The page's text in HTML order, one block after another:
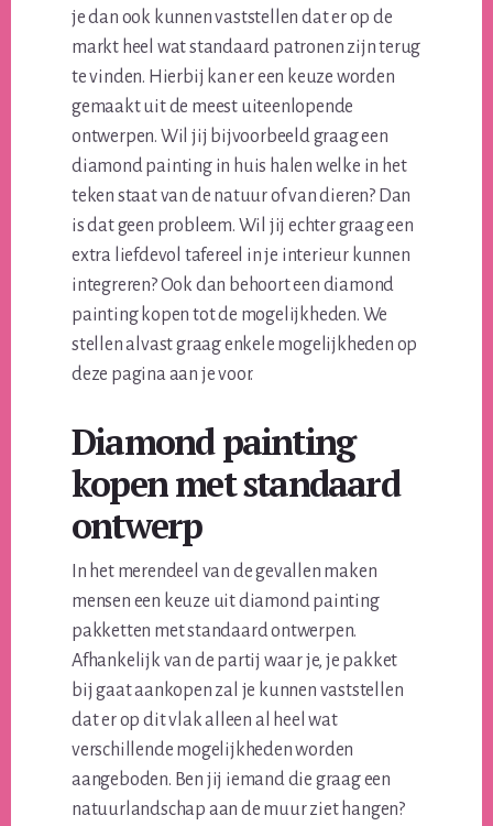
je dan ook kunnen vaststellen dat er op de
markt heel wat standaard patronen zijn terug
te vinden. Hierbij kan er een keuze worden
gemaakt uit de meest uiteenlopende
ontwerpen. Wil jij bijvoorbeeld graag een
diamond painting in huis halen welke in het
teken staat van de natuur of van dieren? Dan
is dat geen probleem. Wil jij echter graag een
extra liefdevol tafereel in je interieur kunnen
integreren? Ook dan behoort een diamond
painting kopen tot de mogelijkheden. We
stellen alvast graag enkele mogelijkheden op
deze pagina aan je voor.
Diamond painting
kopen met standaard
ontwerp
In het merendeel van de gevallen maken
mensen een keuze uit diamond painting
pakketten met standaard ontwerpen.
Afhankelijk van de partij waar je, je pakket
bij gaat aankopen zal je kunnen vaststellen
dat er op dit vlak alleen al heel wat
verschillende mogelijkheden worden
aangeboden. Ben jij iemand die graag een
natuurlandschap aan de muur ziet hangen?